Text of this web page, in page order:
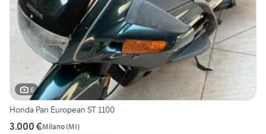
6
Honda Pan European ST 1100
3.000 €Milano(MI)